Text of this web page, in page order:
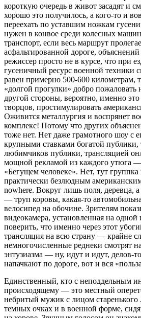
короткую очередь в живот засадят и
хорошо это получилось, а кого-то и
переехать по уставшим ножкам
нужен в конвое среди колесных
транспорт, если весь маршрут
асфальтированной дороге,
режиссер просто не в курсе, что при
гусеничный ресурс военной техники
равен примерно 500-600 километрам,
«долгой прогулки» добро
другой стороны, вероятно, именно
творцов, простимулировать
Оживится металлургия и воспрянет
комплекс! Потому что других
тоже нет. Нет даже грамотного шоу с
крупными ставками богатой публики,
любимчиков публики, трансляцией
мощной рекламой из каждого утюга
«Бегущем человеке». Нет, тут
практически безлюдным
nowhere. Вокруг лишь поля, деревца,
— труп коровы, какая-то
велосипед на обочине. Зрителям
видеокамера, установленная на
поверить, что именно через этот
трансляция на всю страну — крайне
немногочисленные реднеки смотрят
энтузиазма — ну, идут и идут, делов-
напачкают по дороге, вот и вся
Единственный, кто с неподдельным
происходящему — это местный
небритый мужик с лицом
темных очках и в военной форме,